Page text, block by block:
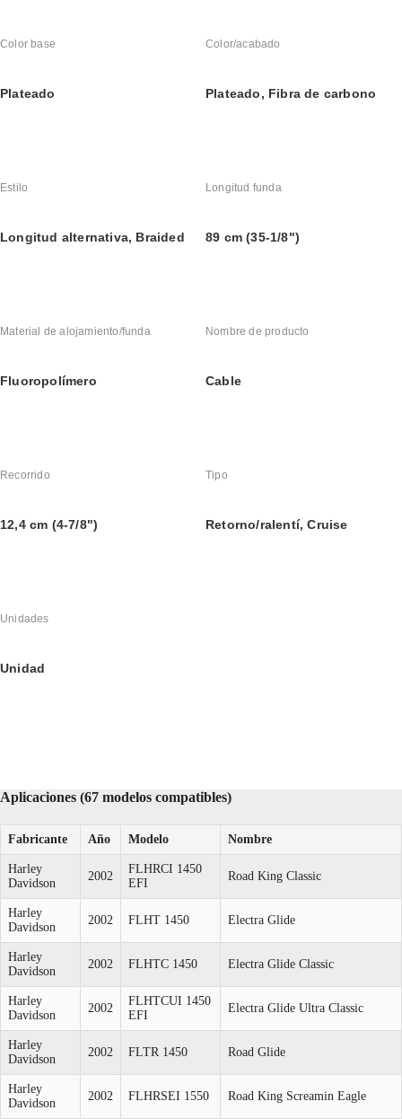
Color base
Plateado
Color/acabado
Plateado, Fibra de carbono
Estilo
Longitud alternativa, Braided
Longitud funda
89 cm (35-1/8")
Material de alojamiento/funda
Fluoropolímero
Nombre de producto
Cable
Recorrido
12,4 cm (4-7/8")
Tipo
Retorno/ralentí, Cruise
Unidades
Unidad
Aplicaciones (67 modelos compatibles)
Fabricante Año Modelo Nombre
Harley
Davidson
2002
FLHRCI 1450
EFI
Road King Classic
Harley
Davidson
2002 FLHT 1450 Electra Glide
Harley
Davidson
2002 FLHTC 1450 Electra Glide Classic
Harley
Davidson
2002
FLHTCUI 1450
EFI
Electra Glide Ultra Classic
Harley
Davidson
2002 FLTR 1450 Road Glide
Harley
Davidson
2002 FLHRSEI 1550 Road King Screamin Eagle